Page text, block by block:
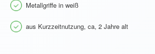
Metallgriffe in weiß
aus Kurzzeitnutzung, ca, 2 Jahre alt